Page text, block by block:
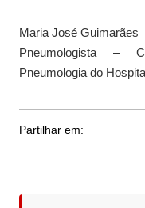
Maria José Guimarães
Pneumologista –
Pneumologia do
Partilhar em: